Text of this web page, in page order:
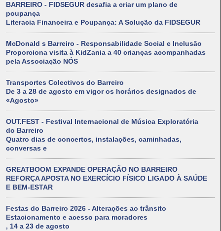
BARREIRO - FIDSEGUR desafia a criar um plano de
poupança
Literacia Financeira e Poupança: A Solução da FIDSEGUR
McDonald s Barreiro - Responsabilidade Social e Inclusão
Proporciona visita à KidZania a 40 crianças acompanhadas
pela Associação NÓS
Transportes Colectivos do Barreiro
De 3 a 28 de agosto em vigor os horários designados de
«Agosto»
OUT.FEST - Festival Internacional de Música Exploratória
do Barreiro
Quatro dias de concertos, instalações, caminhadas,
conversas e
GREATBOOM EXPANDE OPERAÇÃO NO BARREIRO
REFORÇA APOSTA NO EXERCÍCIO FÍSICO LIGADO À SAÚDE
E BEM-ESTAR
Festas do Barreiro 2026 - Alterações ao trânsito
Estacionamento e acesso para moradores
, 14 a 23 de agosto